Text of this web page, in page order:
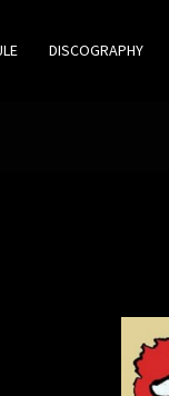
DISCOGRAPHY